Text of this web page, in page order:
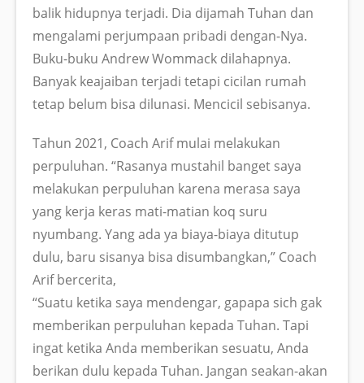
balik hidupnya terjadi. Dia dijamah Tuhan dan
mengalami perjumpaan pribadi dengan-Nya.
Buku-buku Andrew Wommack dilahapnya.
Banyak keajaiban terjadi tetapi cicilan rumah
tetap belum bisa dilunasi. Mencicil sebisanya.
Tahun 2021, Coach Arif mulai melakukan
perpuluhan. “Rasanya mustahil banget saya
melakukan perpuluhan karena merasa saya
yang kerja keras mati-matian koq suru
nyumbang. Yang ada ya biaya-biaya ditutup
dulu, baru sisanya bisa disumbangkan,” Coach
Arif bercerita,
“Suatu ketika saya mendengar, gapapa sich gak
memberikan perpuluhan kepada Tuhan. Tapi
ingat ketika Anda memberikan sesuatu, Anda
berikan dulu kepada Tuhan. Jangan seakan-akan